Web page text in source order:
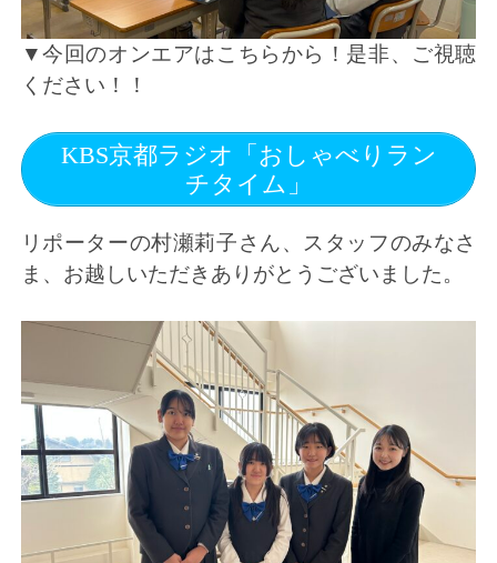
▼今回のオンエアはこちらから！是非、ご視聴
ください！！
KBS京都ラジオ「おしゃべりラン
チタイム」
リポーターの村瀬莉子さん、スタッフのみなさ
ま、お越しいただきありがとうございました。